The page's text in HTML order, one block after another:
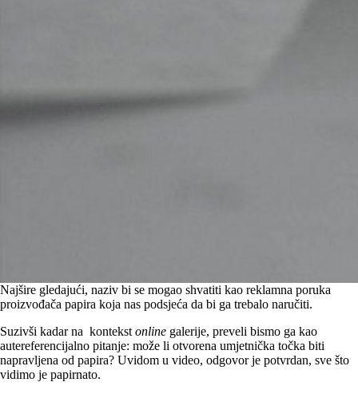
Najšire gledajući, naziv bi se mogao shvatiti kao reklamna poruka
proizvođača papira koja nas podsjeća da bi ga trebalo naručiti.
Suzivši kadar na kontekst online galerije, preveli bismo ga kao
autereferencijalno pitanje: može li otvorena umjetnička točka biti
napravljena od papira? Uvidom u video, odgovor je potvrdan, sve što
vidimo je papirnato.